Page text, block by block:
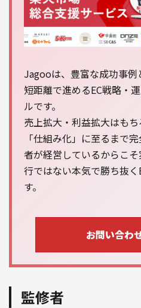
Jagooは、豊富な成功事
短距離で進めるEC戦略・
ルです。
売上拡大・利益拡大はも
「仕組み化」に至るまで
者が経営しているからこ
行ではない本気で勝ち抜
す。
お問い合わ
監修者